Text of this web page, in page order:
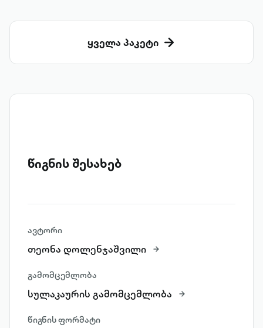
ყველა პაკეტი
წიგნის შესახებ
ავტორი
თეონა დოლენჯაშვილი
გამომცემლობა
სულაკაურის გამომცემლობა
წიგნის ფორმატი